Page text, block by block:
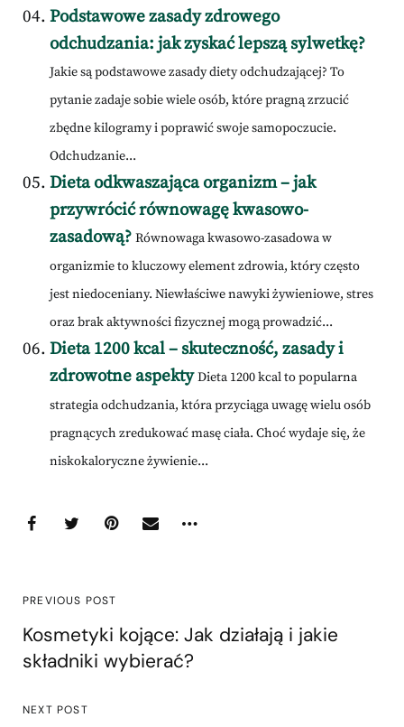
Podstawowe zasady zdrowego
odchudzania: jak zyskać lepszą sylwetkę?
Jakie są podstawowe zasady diety odchudzającej? To
pytanie zadaje sobie wiele osób, które pragną zrzucić
zbędne kilogramy i poprawić swoje samopoczucie.
Odchudzanie...
Dieta odkwaszająca organizm – jak
przywrócić równowagę kwasowo-
zasadową? Równowaga kwasowo-zasadowa w
organizmie to kluczowy element zdrowia, który często
jest niedoceniany. Niewłaściwe nawyki żywieniowe, stres
oraz brak aktywności fizycznej mogą prowadzić...
Dieta 1200 kcal – skuteczność, zasady i
zdrowotne aspekty Dieta 1200 kcal to popularna
strategia odchudzania, która przyciąga uwagę wielu osób
pragnących zredukować masę ciała. Choć wydaje się, że
niskokaloryczne żywienie...
PREVIOUS POST
Kosmetyki kojące: Jak działają i jakie
składniki wybierać?
NEXT POST